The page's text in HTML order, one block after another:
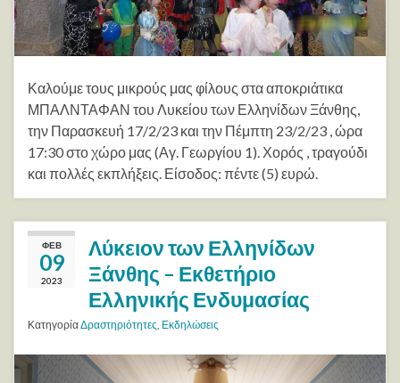
Καλούμε τους μικρούς μας φίλους στα αποκριάτικα
ΜΠΑΛΝΤΑΦΑΝ του Λυκείου των Ελληνίδων Ξάνθης,
την Παρασκευή 17/2/23 και την Πέμπτη 23/2/23 , ώρα
17:30 στο χώρο μας (Αγ. Γεωργίου 1). Χορός , τραγούδι
και πολλές εκπλήξεις. Είσοδος: πέντε (5) ευρώ.
ΦΕΒ
09
2023
Λύκειον των Ελληνίδων
Ξάνθης – Εκθετήριο
Ελληνικής Ενδυμασίας
ΚατηγορίαΔραστηριότητες, Εκδηλώσεις